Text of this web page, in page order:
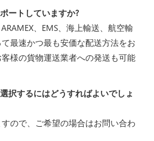
ートしていますか?
、EMS、海上輸送、航空輸
最速かつ最も安価な配送方法をお
様の貨物運送業者への発送も可能
択するにはどうすればよいでしょ
ので、ご希望の場合はお問い合わ